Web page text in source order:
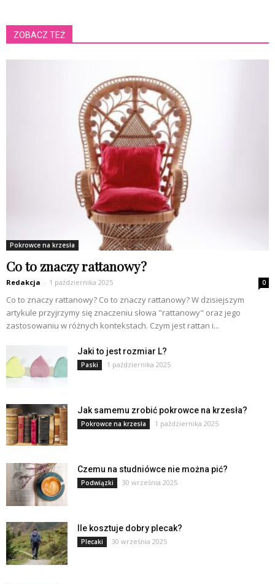
ZOBACZ TEŻ
Pokrowce na krzesła
Co to znaczy rattanowy?
Redakcja - 1 października 2025 0
Co to znaczy rattanowy? Co to znaczy rattanowy? W dzisiejszym
artykule przyjrzymy się znaczeniu słowa "rattanowy" oraz jego
zastosowaniu w różnych kontekstach. Czym jest rattan i...
Jaki to jest rozmiar L?
Paski 1 października 2025
Jak samemu zrobić pokrowce na krzesła?
Pokrowce na krzesła 1 października 2025
Czemu na studniówce nie można pić?
Podwiązki 30 września 2025
Ile kosztuje dobry plecak?
Plecaki 30 września 2025